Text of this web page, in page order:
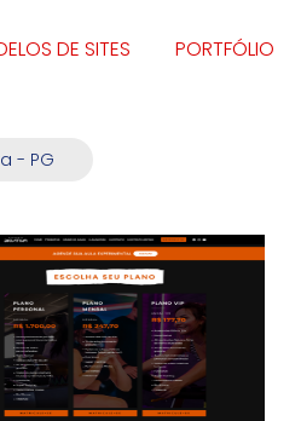
DE SITES PORTFÓLIO
- PG